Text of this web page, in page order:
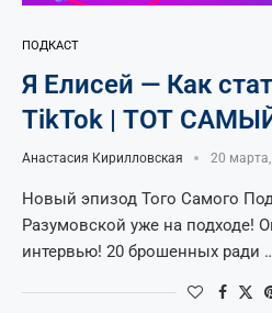
ПОДКАСТ
Я Елисей — Как
TikTok | ТОТ
Анастасия Кирилловская 20
Новый эпизод Того Самого
Разумовской уже на подходе!
интервью! 20 брошенных ради